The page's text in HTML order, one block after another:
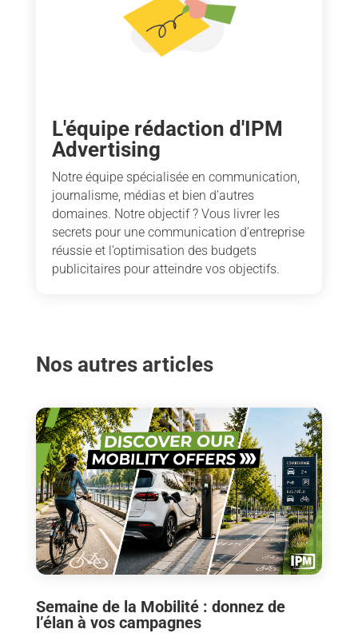
L'équipe rédaction d'IPM
Advertising
Notre équipe spécialisée en communication,
journalisme, médias et bien d’autres
domaines. Notre objectif ? Vous livrer les
secrets pour une communication d’entreprise
réussie et l’optimisation des budgets
publicitaires pour atteindre vos objectifs.
Nos autres articles
Semaine de la Mobilité : donnez de
l’élan à vos campagnes